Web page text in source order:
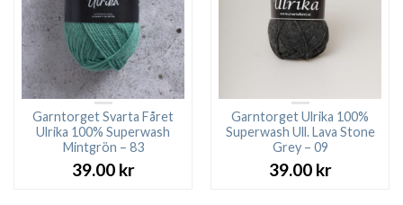
Garntorget Svarta Fåret
Ulrika 100% Superwash
Mintgrön – 83
39.00 kr
Garntorget Ulrika 100%
Superwash Ull. Lava Stone
Grey – 09
39.00 kr